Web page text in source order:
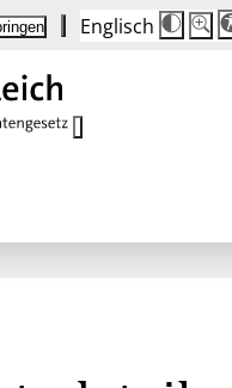
Englisch
Die
100